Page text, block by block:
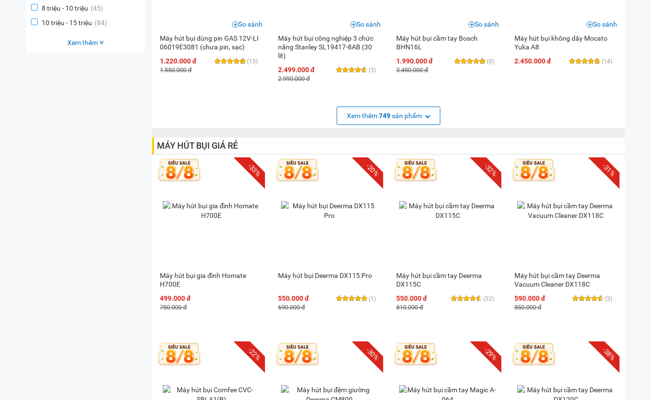
8 triệu - 10 triệu (45)
10 triệu - 15 triệu (84)
Xem thêm
Máy hút bụi dùng pin GAS 12V-LI
06019E3081 (chưa pin, sạc)
(15)
1.220.000 đ
1.550.000 đ
So sánh
Máy hút bụi công nghiệp 3 chức
năng Stanley SL19417-8AB (30
lít)
(3)
2.499.000 đ
2.990.000 đ
So sánh
Máy hút bụi cầm tay Bosch
BHN16L
(8)
1.990.000 đ
3.450.000 đ
So sánh
Máy hút bụi không dây Mocato
Yuka A8
(14)
2.450.000 đ
So sánh
Xem thêm749sản phẩm
MÁY HÚT BỤI GIÁ RẺ
-33%
Máy hút bụi gia đình Homate
H700E
499.000 đ
750.000 đ
-20%
Máy hút bụi Deerma DX115 Pro
(1)
550.000 đ
690.000 đ
-32%
Máy hút bụi cầm tay Deerma
DX115C
(32)
550.000 đ
810.000 đ
-31%
Máy hút bụi cầm tay Deerma
Vacuum Cleaner DX118C
(3)
590.000 đ
850.000 đ
-22% -30% -29% -38%